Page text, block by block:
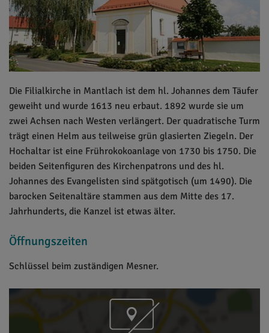
Die Filialkirche in Mantlach ist dem hl. Johannes dem Täufer
geweiht und wurde 1613 neu erbaut. 1892 wurde sie um
zwei Achsen nach Westen verlängert. Der quadratische Turm
trägt einen Helm aus teilweise grün glasierten Ziegeln. Der
Hochaltar ist eine Frührokokoanlage von 1730 bis 1750. Die
beiden Seitenfiguren des Kirchenpatrons und des hl.
Johannes des Evangelisten sind spätgotisch (um 1490). Die
barocken Seitenaltäre stammen aus dem Mitte des 17.
Jahrhunderts, die Kanzel ist etwas älter.
Öffnungszeiten
Schlüssel beim zuständigen Mesner.